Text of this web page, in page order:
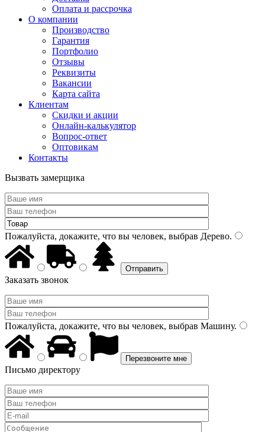
Оплата и рассрочка
О компании
Производство
Гарантия
Портфолио
Отзывы
Реквизиты
Вакансии
Карта сайта
Клиентам
Скидки и акции
Онлайн-калькулятор
Вопрос-ответ
Оптовикам
Контакты
Вызвать замерщика
Пожалуйста, докажите, что вы человек, выбрав Дерево.
Заказать звонок
Пожалуйста, докажите, что вы человек, выбрав Машину.
Письмо директору